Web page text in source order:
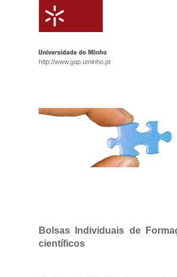
http://www.gap.uminho.pt
Bolsas Individuais de
científicos